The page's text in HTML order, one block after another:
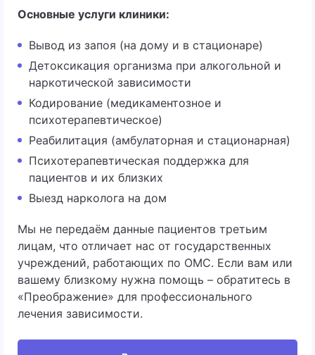
Основные услуги клиники:
Вывод из запоя (на дому и в стационаре)
Детоксикация организма при алкогольной и
наркотической зависимости
Кодирование (медикаментозное и
психотерапевтическое)
Реабилитация (амбулаторная и стационарная)
Психотерапевтическая поддержка для
пациентов и их близких
Выезд нарколога на дом
Мы не передаём данные пациентов третьим
лицам, что отличает нас от государственных
учреждений, работающих по ОМС. Если вам или
вашему близкому нужна помощь – обратитесь в
«Преображение» для профессионального
лечения зависимости.